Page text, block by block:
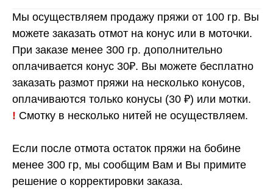
Мы осуществляем продажу пряжи от 100 гр. Вы
можете заказать отмот на конус или в моточки.
При заказе менее 300 гр. дополнительно
оплачивается конус 30₽. Вы можете бесплатно
заказать размот пряжи на несколько конусов,
оплачиваются только конусы (30 ₽) или мотки.
! Смотку в несколько нитей не осуществляем.
Если после отмота остаток пряжи на бобине
менее 300 гр, мы сообщим Вам и Вы примите
решение о корректировки заказа.